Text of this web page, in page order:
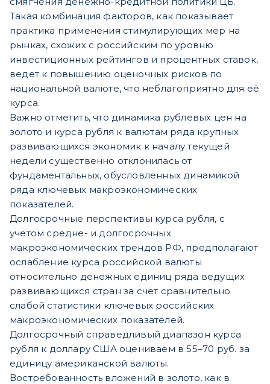
Такая комбинация факторов, как показывает
практика применения стимулирующих мер на
рынках, схожих с российским по уровню
инвестиционных рейтингов и процентных ставок,
ведет к повышению оценочных рисков по
национальной валюте, что неблагоприятно для её
курса.
Важно отметить, что динамика рублевых цен на
золото и курса рубля к валютам ряда крупных
развивающихся экономик к началу текущей
недели существенно отклонилась от
фундаментальных, обусловленных динамикой
ряда ключевых макроэкономических
показателей.
Долгосрочные перспективы курса рубля, с
учетом средне- и долгосрочных
макроэкономических трендов РФ, предполагают
ослабление курса российской валюты
относительно денежных единиц ряда ведущих
развивающихся стран за счет сравнительно
слабой статистики ключевых российских
макроэкономических показателей.
Долгосрочный справедливый диапазон курса
рубля к доллару США оцениваем в 55–70 руб. за
единицу американской валюты.
Востребованность вложений в золото, как в